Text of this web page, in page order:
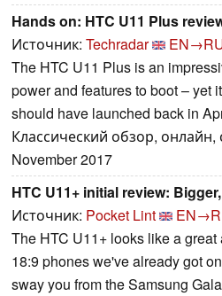
Hands on: HTC U11 Plus
Источник: Techradar
The HTC U11 Plus is an
power and features to boot – yet
should have launched back in
Классический обзор,
November 2017
HTC U11+ initial review:
Источник: Pocket Lint
The HTC U11+ looks like a
18:9 phones we've already got
sway you from the Samsung